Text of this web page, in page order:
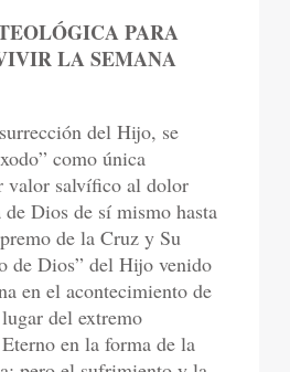
PARA
LA SEMANA
del Hijo, se
como única
valor salvífico al dolor
Dios de sí mismo hasta
de la Cruz y Su
de Dios” del Hijo venido
en el acontecimiento de
del extremo
en la forma de la